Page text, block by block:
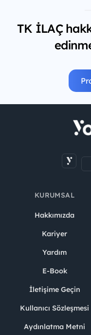
TK İLAÇ
KURUMSAL
Hakkımızda
Kariyer
Yardım
E-Book
İletişime Geçin
Kullanıcı Sözleşmesi
Aydınlatma Metni